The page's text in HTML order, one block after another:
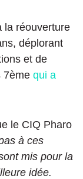
la réouverture
déplorant
et de
7ème qui a
le CIQ Pharo
à ces
mis pour la
idée.